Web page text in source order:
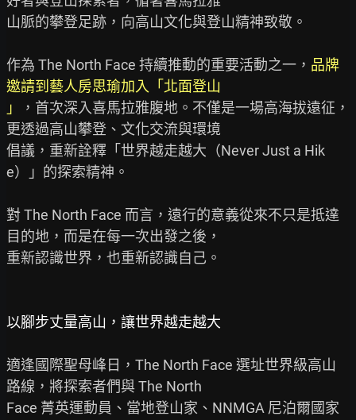
山脈的攀登足跡，向高山文化與登山精神致敬。
作為 The North Face 持續推動的重要活動之一， 品牌
邀請到藝人房思瑜加入「北面登山
」
，首次深入喜馬拉雅腹地。不僅是一場高海拔遠征，
更透過高山攀登、文化交流與環境
倡議，重新詮釋「世界越走越大（Never Just a Hik
e）」的探索精神。
對 The North Face 而言，遠行的意義從來不只是抵達
目的地，而是在每一次出發之後，
重新認識世界，也重新認識自己。
以腳步丈量高山，讓世界越走越大
適逢國際聖母峰日，The North Face 選址世界級高山
路線，將探索者們與 The North
Face 菁英運動員、當地登山家、NNMGA 尼泊爾國家